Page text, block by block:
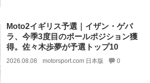
Moto2イギリス予選｜イザン・ゲバ
ラ、今季3度目のポールポジション獲
得。佐々木歩夢が予選トップ10
2026.08.08 motorsport.com 日本版 0